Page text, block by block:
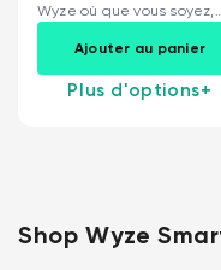
Wyze où que vous soyez,
sans souci...
Ajouter au panier
Plus d'options+
Shop Wyze